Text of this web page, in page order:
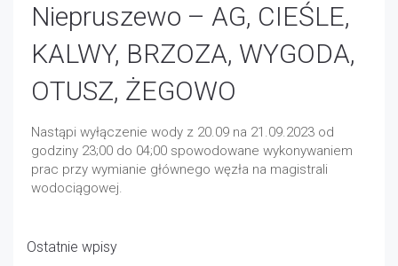
Niepruszewo – AG, CIEŚLE,
KALWY, BRZOZA, WYGODA,
OTUSZ, ŻEGOWO
Nastąpi wyłączenie wody z 20.09 na 21.09.2023 od
godziny 23;00 do 04;00 spowodowane wykonywaniem
prac przy wymianie głównego węzła na magistrali
wodociągowej.
Ostatnie wpisy